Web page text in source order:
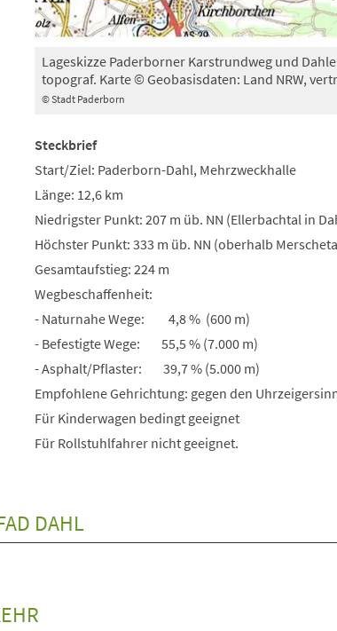
© Stadt Paderborn
Lageskizze Paderborner Karstrundweg und
topograf. Karte © Geobasisdaten: Land NRW,
Steckbrief
Start/Ziel: Paderborn-Dahl, Mehrzweckhalle
Länge: 12,6 km
Niedrigster Punkt: 207 m üb. NN (Ellerbachtal in
Höchster Punkt: 333 m üb. NN (oberhalb
Gesamtaufstieg: 224 m
Wegbeschaffenheit:
- Naturnahe Wege: 4,8 % (600 m)
- Befestigte Wege: 55,5 % (7.000 m)
- Asphalt/Pflaster: 39,7 % (5.000 m)
Empfohlene Gehrichtung: gegen den
Für Kinderwagen bedingt geeignet
Für Rollstuhlfahrer nicht geeignet.
DAHL